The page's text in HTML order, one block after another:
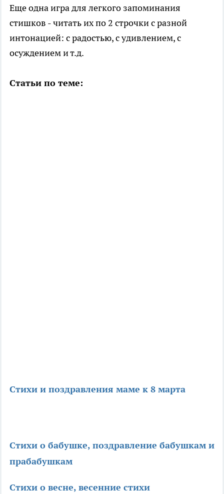
Еще одна игра для легкого запоминания
стишков - читать их по 2 строчки с разной
интонацией: с радостью, с удивлением, с
осуждением и т.д.
Статьи по теме:
Стихи и поздравления маме к 8 марта
Стихи о бабушке, поздравление бабушкам и
прабабушкам
Стихи о весне, весенние стихи